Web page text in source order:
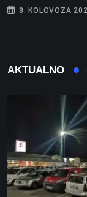
8. KOLOVOZA
AKTUALNO